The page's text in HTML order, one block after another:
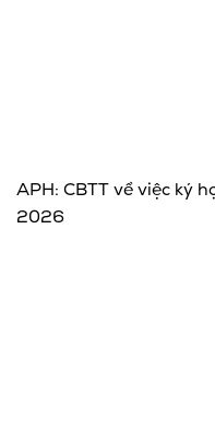
APH: CBTT về việc ký
2026